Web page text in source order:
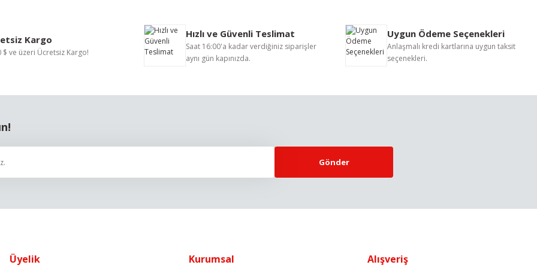
Yorum Yaz
Kargo
$ ve üzeri Ücretsiz Kargo!
Hızlı ve Güvenli Teslimat
Saat 16:00'a kadar verdiğiniz siparişler
aynı gün kapınızda.
Uygun Ödeme Seçenekleri
Anlaşmalı kredi kartlarına uygun taksit
seçenekleri.
Gönder
Üyelik Kurumsal Alışveriş